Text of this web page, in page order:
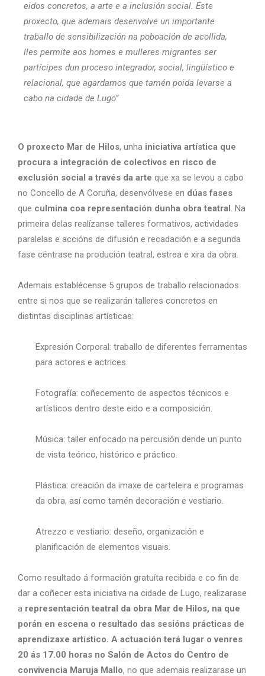
eidos concretos, a arte e a inclusión social. Este
proxecto, que ademais desenvolve un importante
traballo de sensibilización na poboación de acollida,
lles permite aos homes e mulleres migrantes ser
partícipes dun proceso integrador, social, lingüístico e
relacional, que agardamos que tamén poida levarse a
cabo na cidade de Lugo”
O proxecto Mar de Hilos, unha iniciativa artística que
procura a integración de colectivos en risco de
exclusión social a través da arte que xa se levou a cabo
no Concello de A Coruña, desenvólvese en dúas fases
que culmina coa representación dunha obra teatral. Na
primeira delas realízanse talleres formativos, actividades
paralelas e accións de difusión e recadación e a segunda
fase céntrase na produción teatral, estrea e xira da obra.
Ademais establécense 5 grupos de traballo relacionados
entre si nos que se realizarán talleres concretos en
distintas disciplinas artísticas:
Expresión Corporal: traballo de diferentes ferramentas
para actores e actrices.
Fotografía: coñecemento de aspectos técnicos e
artísticos dentro deste eido e a composición.
Música: taller enfocado na percusión dende un punto
de vista teórico, histórico e práctico.
Plástica: creación da imaxe de carteleira e programas
da obra, así como tamén decoración e vestiario.
Atrezzo e vestiario: deseño, organización e
planificación de elementos visuais.
Como resultado á formación gratuíta recibida e co fin de
dar a coñecer esta iniciativa na cidade de Lugo, realizarase
a representación teatral da obra Mar de Hilos, na que
porán en escena o resultado das sesións prácticas de
aprendizaxe artístico. A actuación terá lugar o venres
20 ás 17.00 horas no Salón de Actos do Centro de
convivencia Maruja Mallo, no que ademais realizarase un